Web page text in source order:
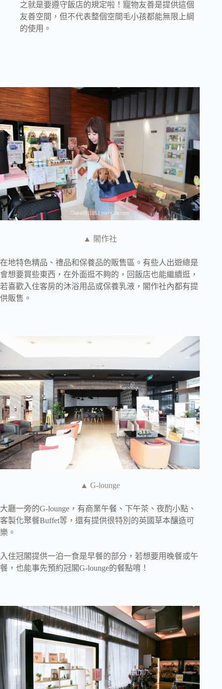
之就是要遵守飯店的規定啦！寵物友善是提供這個
友善空間，但不代表整個空間毛小孩都能無限上綱
的使用。
▲ 閣作社
在地特色精品、禮品和保養品的販售區。有些人出遊總是
會想要買些東西，在外面逛不夠的，回飯店也能繼續逛，
若喜歡入住客房的沐浴用品或保養乳液，閣作社內都有提
供販售。
▲ G-lounge
大廳一旁的G-lounge，有商業午餐、下午茶、夜酌小點、
客製化聚餐Buffet等，還有提供很特別的英國草本釀造可
樂。
入住冠閣提供一泊一食是早餐的部分，若想要用晚餐或午
餐，也能事先預約冠閣G-lounge的餐點唷！